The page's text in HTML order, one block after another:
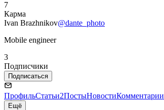
7
Карма
Ivan Brazhnikov@dante_photo
Mobile engineer
3
Подписчики
Подписаться
ПрофильСтатьи2ПостыНовостиКомментарии
Ещё